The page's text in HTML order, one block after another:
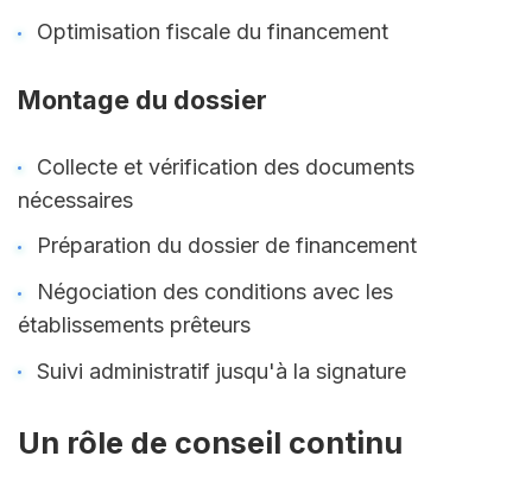
Optimisation fiscale du financement
Montage du dossier
Collecte et vérification des documents
nécessaires
Préparation du dossier de financement
Négociation des conditions avec les
établissements prêteurs
Suivi administratif jusqu'à la signature
Un rôle de conseil continu